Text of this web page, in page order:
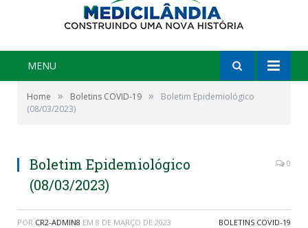
MENU
Home » Boletins COVID-19 »
Boletim Epidemiológico
(08/03/2023)
Boletim Epidemiológico
(08/03/2023)
0
POR CR2-ADMIN8 EM 8 DE MARÇO DE 2023 BOLETINS COVID-19